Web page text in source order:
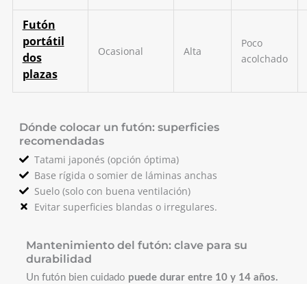
Futón
portátil
dos
plazas
Ocasional Alta
Poco
acolchado
Dónde colocar un futón: superficies
recomendadas
Tatami japonés (opción óptima)
Base rígida o somier de láminas anchas
Suelo (solo con buena ventilación)
Evitar superficies blandas o irregulares.
Mantenimiento del futón: clave para su
durabilidad
Un futón bien cuidado puede durar entre 10 y 14 años.